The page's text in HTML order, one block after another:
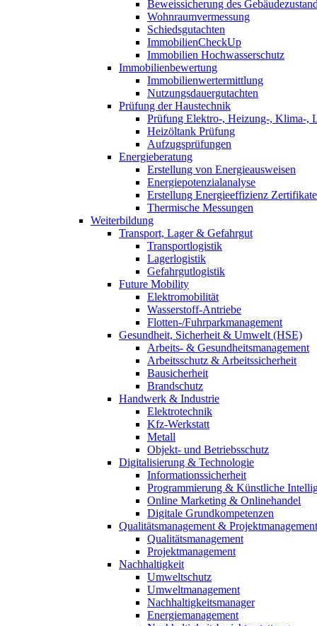
Beweissicherung des
Wohnraumvermessung
Schiedsgutachten
ImmobilienCheckUp
Immobilien Hochwasserschutz
Immobilienbewertung
Immobilienwertermittlung
Nutzungsdauergutachten
Prüfung der Haustechnik
Prüfung Elektro-, Heizung-, Klima-,
Heizöltank Prüfung
Aufzugsprüfungen
Energieberatung
Erstellung von Energieausweisen
Energiepotenzialanalyse
Erstellung Energieeffizienz Zertifikate
Thermische Messungen
Weiterbildung
Transport, Lager & Gefahrgut
Transportlogistik
Lagerlogistik
Gefahrgutlogistik
Future Mobility
Elektromobilität
Wasserstoff-Antriebe
Flotten-/Fuhrparkmanagement
Gesundheit, Sicherheit & Umwelt (HSE)
Arbeits- & Gesundheitsmanagement
Arbeitsschutz & Arbeitssicherheit
Bausicherheit
Brandschutz
Handwerk & Industrie
Elektrotechnik
Kfz-Werkstatt
Metall
Objekt- und Betriebsschutz
Digitalisierung & Technologie
Informationssicherheit
Programmierung & Künstliche
Online Marketing & Onlinehandel
Digitale Grundkompetenzen
Qualitätsmanagement & Projektmanagement
Qualitätsmanagement
Projektmanagement
Nachhaltigkeit
Umweltschutz
Umweltmanagement
Nachhaltigkeitsmanager
Energiemanagement